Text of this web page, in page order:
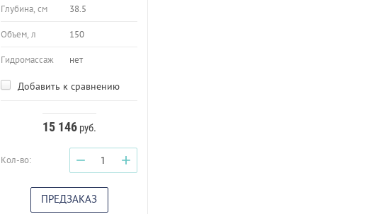
Глубина, см 38.5
Объем, л 150
Гидромассаж нет
Добавить к сравнению
15 146руб.
Кол-во: − +
ПРЕДЗАКАЗ